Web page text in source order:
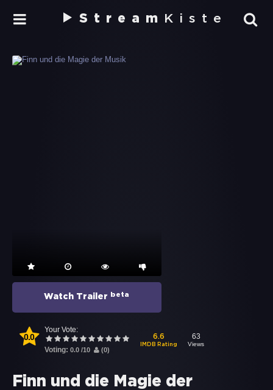
Stream Kiste
Watch Trailer beta
0.0
Your Vote:
Voting: 0.0 /10 (0)
6.6
IMDB Rating
63
Views
Finn und die Magie der